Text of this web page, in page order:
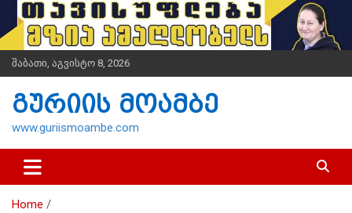
i
t
n
შაბათი, აგვისტო 8, 2026
გურიის მოამბე
www.guriismoambe.com
Home